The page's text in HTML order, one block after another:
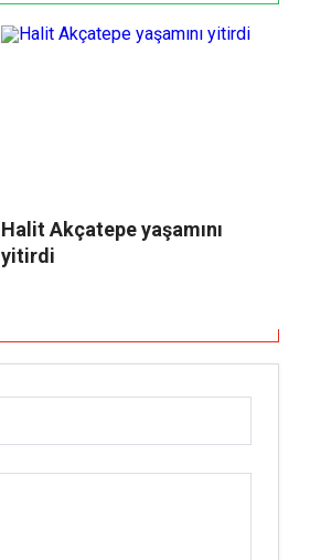
Halit Akçatepe yaşamını
yitirdi